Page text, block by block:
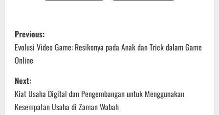
P
o
s
t
Previous:
Evolusi Video Game: Resikonya pada Anak dan Trick dalam Game
Online
Next:
Kiat Usaha Digital dan Pengembangan untuk Menggunakan
Kesempatan Usaha di Zaman Wabah